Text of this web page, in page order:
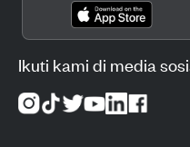
Ikuti kami di media